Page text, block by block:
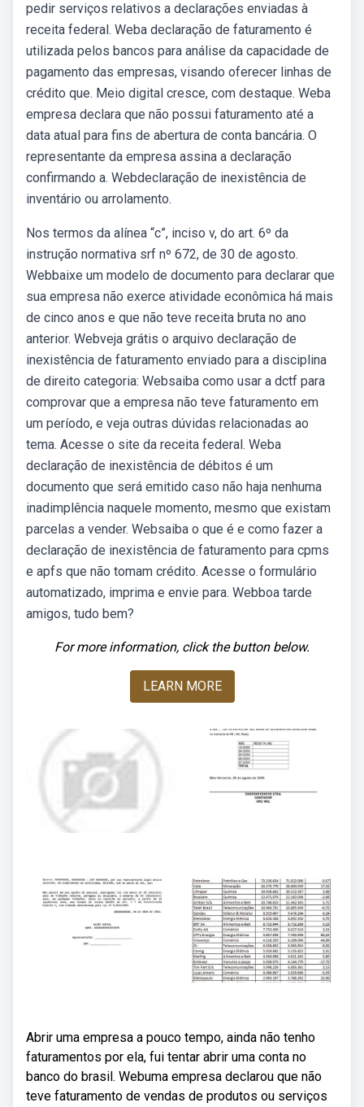
pedir serviços relativos a declarações enviadas à
receita federal. Weba declaração de faturamento é
utilizada pelos bancos para análise da capacidade de
pagamento das empresas, visando oferecer linhas de
crédito que. Meio digital cresce, com destaque. Weba
empresa declara que não possui faturamento até a
data atual para fins de abertura de conta bancária. O
representante da empresa assina a declaração
confirmando a. Webdeclaração de inexistência de
inventário ou arrolamento.
Nos termos da alínea “c”, inciso v, do art. 6º da
instrução normativa srf nº 672, de 30 de agosto.
Webbaixe um modelo de documento para declarar que
sua empresa não exerce atividade econômica há mais
de cinco anos e que não teve receita bruta no ano
anterior. Webveja grátis o arquivo declaração de
inexistência de faturamento enviado para a disciplina
de direito categoria: Websaiba como usar a dctf para
comprovar que a empresa não teve faturamento em
um período, e veja outras dúvidas relacionadas ao
tema. Acesse o site da receita federal. Weba
declaração de inexistência de débitos é um
documento que será emitido caso não haja nenhuma
inadimplência naquele momento, mesmo que existam
parcelas a vender. Websaiba o que é e como fazer a
declaração de inexistência de faturamento para cpms
e apfs que não tomam crédito. Acesse o formulário
automatizado, imprima e envie para. Webboa tarde
amigos, tudo bem?
For more information, click the button below.
LEARN MORE
Abrir uma empresa a pouco tempo, ainda não tenho
faturamentos por ela, fui tentar abrir uma conta no
banco do brasil. Webuma empresa declarou que não
teve faturamento de vendas de produtos ou serviços